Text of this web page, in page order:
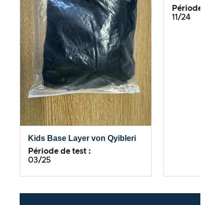
Kids Base Layer von Qyibleri
Période de test :
03/25
Période de
11/24